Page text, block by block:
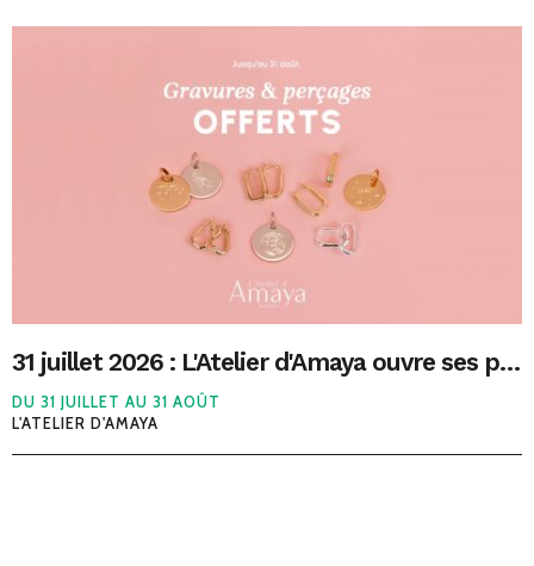
31 juillet 2026 : L'Atelier d'Amaya ouvre ses portes au Polygone Béziers
DU 31 JUILLET AU 31 AOÛT
L'ATELIER D'AMAYA